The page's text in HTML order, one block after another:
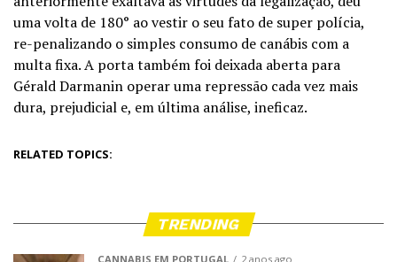
uma volta de 180° ao vestir o seu fato de super polícia,
re-penalizando o simples consumo de canábis com a
multa fixa. A porta também foi deixada aberta para
Gérald Darmanin operar uma repressão cada vez mais
dura, prejudicial e, em última análise, ineficaz.
RELATED TOPICS:
TRENDING
CANNABIS EM PORTUGAL 2 anos ago